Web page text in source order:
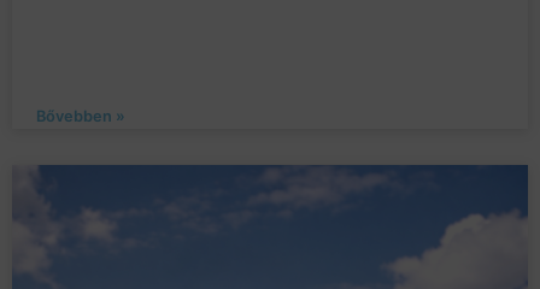
Bővebben »